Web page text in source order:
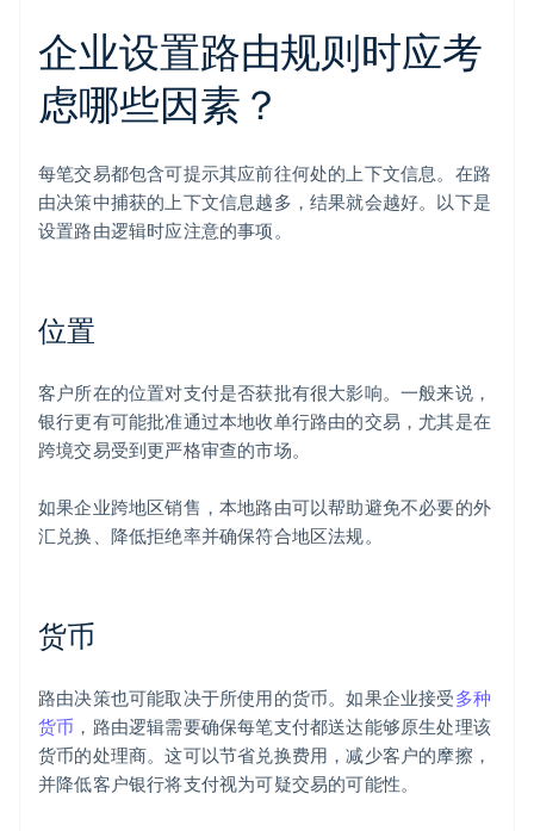
企业设置路由规则时应考
虑哪些因素？
每笔交易都包含可提示其应前往何处的上下文信息。在路
由决策中捕获的上下文信息越多，结果就会越好。以下是
设置路由逻辑时应注意的事项。
位置
客户所在的位置对支付是否获批有很大影响。一般来说，
银行更有可能批准通过本地收单行路由的交易，尤其是在
跨境交易受到更严格审查的市场。
如果企业跨地区销售，本地路由可以帮助避免不必要的外
汇兑换、降低拒绝率并确保符合地区法规。
货币
路由决策也可能取决于所使用的货币。如果企业接受多种
货币 ，路由逻辑需要确保每笔支付都送达能够原生处理该
货币的处理商。这可以节省兑换费用，减少客户的摩擦，
并降低客户银行将支付视为可疑交易的可能性。